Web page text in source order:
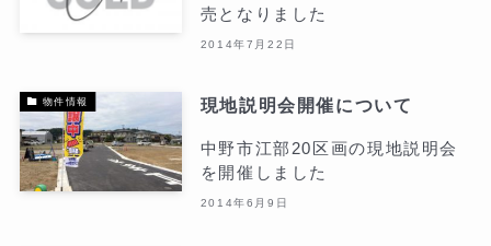
売となりました
2014年7月22日
物件情報 現地説明会開催について
中野市江部20区画の現地説明会
を開催しました
2014年6月9日